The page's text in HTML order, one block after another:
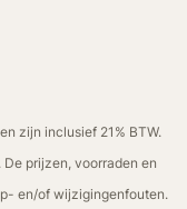
zijn inclusief 21% BTW.
prijzen, voorraden en
en/of wijzigingenfouten.